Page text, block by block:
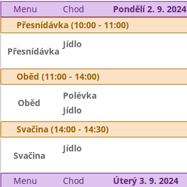
Menu Chod
Pondělí 2. 9. 2024
Přesnídávka (10:00 - 11:00)
Přesnídávka
Jídlo
Oběd (11:00 - 14:00)
Oběd
Polévka
Jídlo
Svačina (14:00 - 14:30)
Svačina
Jídlo
Menu Chod
Úterý 3. 9. 2024